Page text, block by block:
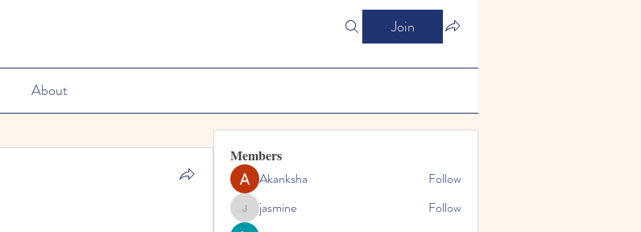
Join
About
Members
Akanksha
Follow
jasminejasmine Follow